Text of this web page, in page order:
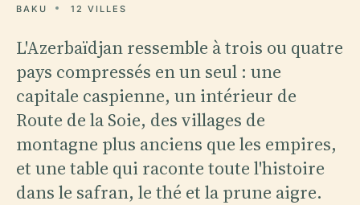
BAKU 12 VILLES
L'Azerbaïdjan ressemble à trois ou quatre
pays compressés en un seul : une
capitale caspienne, un intérieur de
Route de la Soie, des villages de
montagne plus anciens que les empires,
et une table qui raconte toute l'histoire
dans le safran, le thé et la prune aigre.